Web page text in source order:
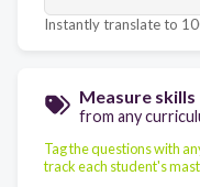
Instantly translate to
Measure skills
from any
Tag the questions with
track each student's